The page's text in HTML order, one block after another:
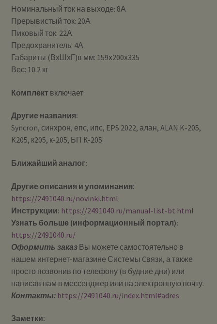
Номинальный ток на выходе: 8А
Прерывистый ток: 20А
Пиковый ток: 22А
Предохранитель: 4А
Габариты (ВхШхГ)в мм: 159х200х335
Вес: 10.2 кг
Комплектвключает:
Другие названия:
Syncron, синхрон, епс, ипс, EPS 2022, алан, ALAN K-205,
K205, к205, к-205, БП К-205
Ближайший аналог:
Другие описания и упоминания:
https://2491040.ru/novinki.html
Инструкции: https://2491040.ru/manual-list-bt.html
Узнать больше (информационный портал):
https://2491040.ru/
Оформить заказВы можете самостоятельно в
нашем интернет-магазине Системы Cвязи, а также
просто позвонив по телефону (в будние дни) или
написав нам в мессенджер или на электронную почту.
Контакты: https://2491040.ru/index.html#adres
Заметки: